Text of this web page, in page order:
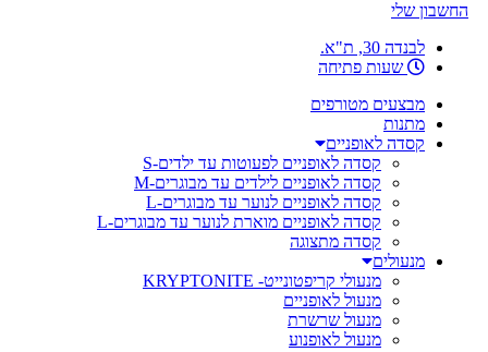
החשבון שלי
לבנדה 30, ת"א.
שעות פתיחה
מבצעים מטורפים
מתנות
קסדה לאופניים
קסדה לאופניים לפעוטות עד ילדים-S
קסדה לאופניים לילדים עד מבוגרים-M
קסדה לאופניים לנוער עד מבוגרים-L
קסדה לאופניים מוארת לנוער עד מבוגרים-L
קסדה מתצוגה
מנעולים
מנעולי קריפטונייט- KRYPTONITE
מנעול לאופניים
מנעול שרשרת
מנעול לאופנוע